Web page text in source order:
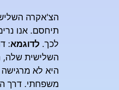
הצ'אקרה
תיחסם. אנו
לכך. לדוגמא:
השלישית שלה,
היא לא
משפחתי. דרך